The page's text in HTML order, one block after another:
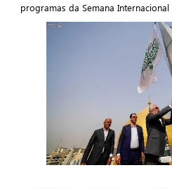
programas da Semana Internacional